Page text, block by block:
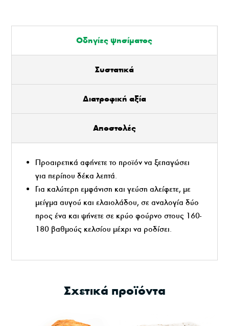
Οδηγίες ψησίματος
Συστατικά
Διατροφική αξία
Αποστολές
Προαιρετικά αφήνετε το προϊόν να ξεπαγώσει
για περίπου δέκα λεπτά.
Για καλύτερη εμφάνιση και γεύση αλείφετε, με
μείγμα αυγού και ελαιολάδου, σε αναλογία δύο
προς ένα και ψήνετε σε κρύο φούρνο στους 160-
180 βαθμούς κελσίου μέχρι να ροδίσει.
Σχετικά προϊόντα